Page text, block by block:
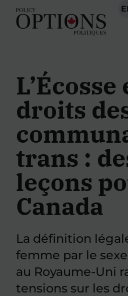
L’Écosse
droits
trans :
leçons
Canada
La définition
femme par le
au Royaume-Uni
tensions sur les